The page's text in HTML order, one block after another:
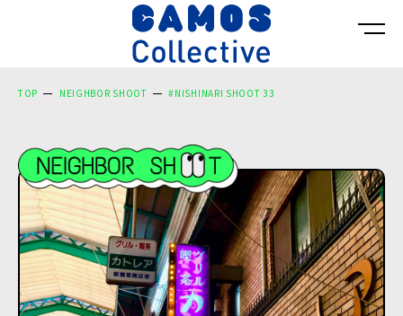
TOP NEIGHBOR SHOOT #NISHINARI SHOOT 33